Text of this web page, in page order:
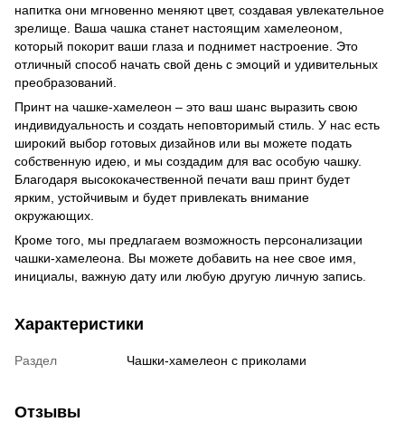
напитка они мгновенно меняют цвет, создавая увлекательное
зрелище. Ваша чашка станет настоящим хамелеоном,
который покорит ваши глаза и поднимет настроение. Это
отличный способ начать свой день с эмоций и удивительных
преобразований.
Принт на чашке-хамелеон – это ваш шанс выразить свою
индивидуальность и создать неповторимый стиль. У нас есть
широкий выбор готовых дизайнов или вы можете подать
собственную идею, и мы создадим для вас особую чашку.
Благодаря высококачественной печати ваш принт будет
ярким, устойчивым и будет привлекать внимание
окружающих.
Кроме того, мы предлагаем возможность персонализации
чашки-хамелеона. Вы можете добавить на нее свое имя,
инициалы, важную дату или любую другую личную запись.
Характеристики
Раздел Чашки-хамелеон с приколами
Отзывы